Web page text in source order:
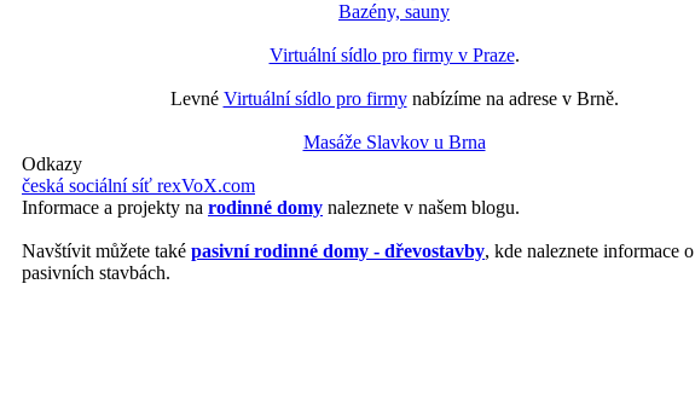
Bazény, sauny
Virtuální sídlo pro firmy v Praze.
Levné Virtuální sídlo pro firmynabízíme na adrese v Brně.
Masáže Slavkov u Brna
Odkazy
česká sociální síť rexVoX.com
Informace a projekty na rodinné domy naleznete v našem blogu.
Navštívit můžete také pasivní rodinné domy - dřevostavby, kde naleznete informace o
pasivních stavbách.